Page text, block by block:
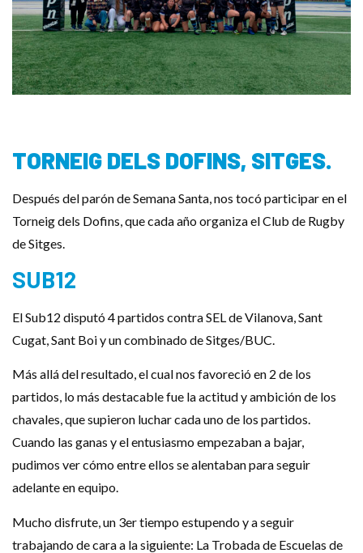
TORNEIG DELS DOFINS, SITGES.
Después del parón de Semana Santa, nos tocó participar en el
Torneig dels Dofins, que cada año organiza el Club de Rugby
de Sitges.
SUB12
El Sub12 disputó 4 partidos contra SEL de Vilanova, Sant
Cugat, Sant Boi y un combinado de Sitges/BUC.
Más allá del resultado, el cual nos favoreció en 2 de los
partidos, lo más destacable fue la actitud y ambición de los
chavales, que supieron luchar cada uno de los partidos.
Cuando las ganas y el entusiasmo empezaban a bajar,
pudimos ver cómo entre ellos se alentaban para seguir
adelante en equipo.
Mucho disfrute, un 3er tiempo estupendo y a seguir
trabajando de cara a la siguiente: La Trobada de Escuelas de